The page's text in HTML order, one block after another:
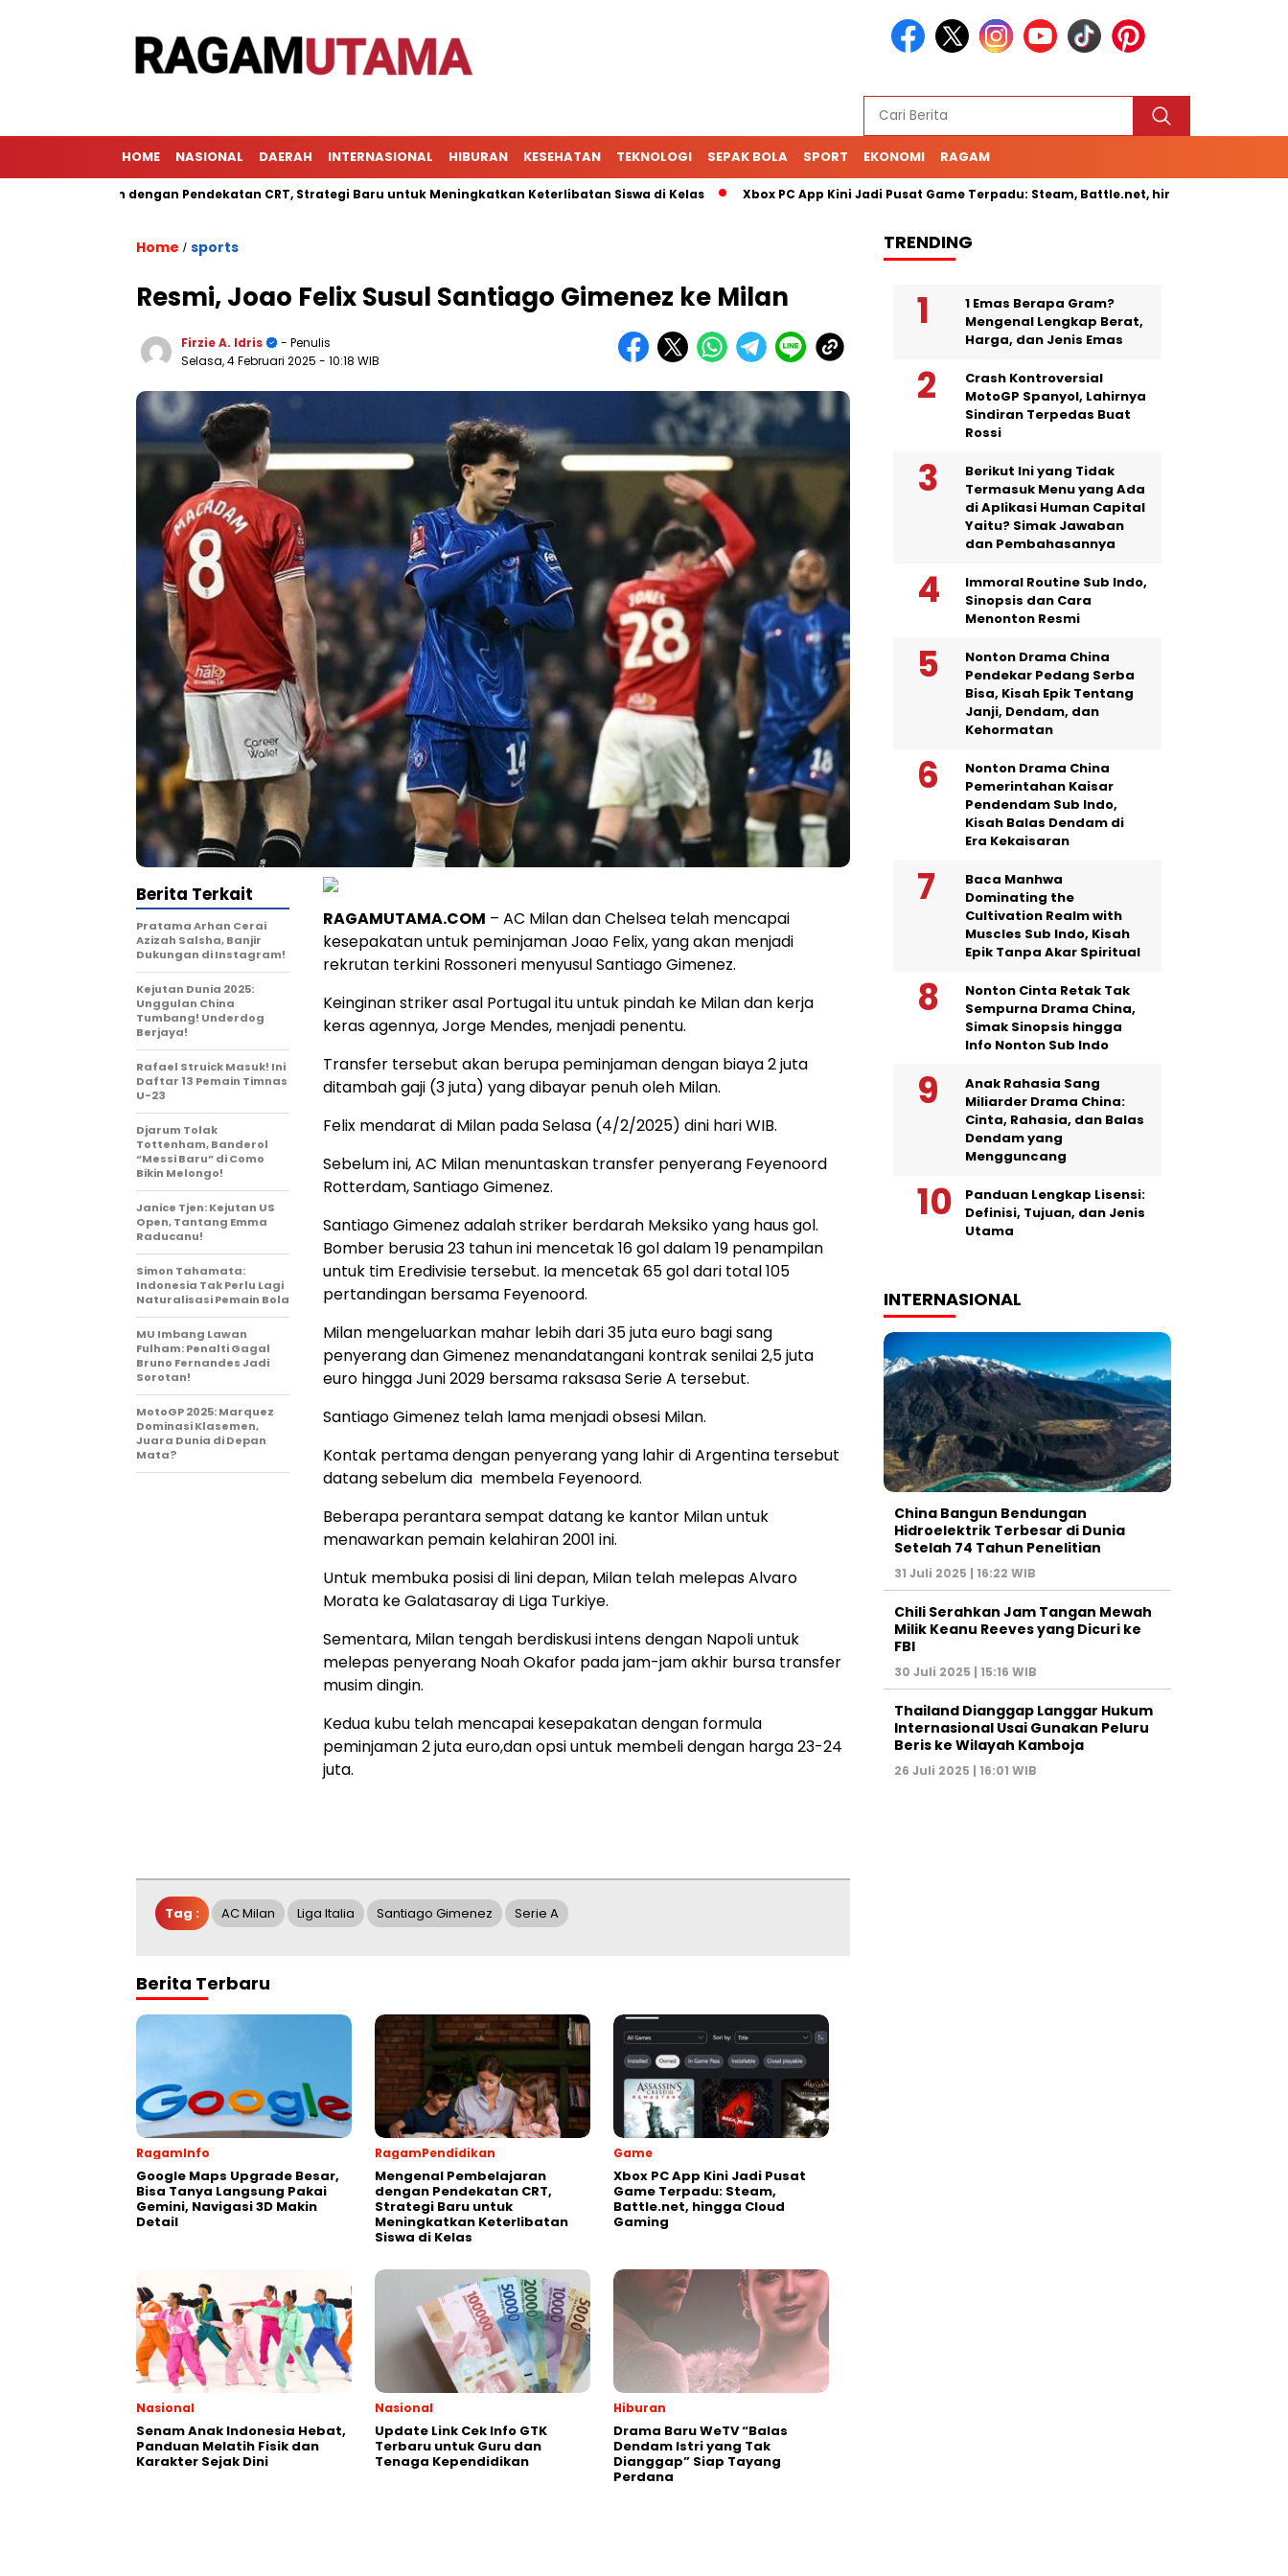
HOME NASIONAL DAERAH INTERNASIONAL HIBURAN KESEHATAN TEKNOLOGI SEPAK BOLA SPORT EKONOMI RAGAM
dengan Pendekatan CRT, Strategi Baru untuk Meningkatkan Keterlibatan Siswa di Kelas Xbox PC App Kini Jadi Pusat Game Terpadu: Steam, Battle.net, hingga Cloud Gaming
Home / sports
Resmi, Joao Felix Susul Santiago Gimenez ke Milan
Firzie A. Idris
- Penulis
Selasa, 4 Februari 2025 - 10:18 WIB
RAGAMUTAMA.COM – AC Milan dan Chelsea telah mencapai
kesepakatan untuk peminjaman Joao Felix, yang akan menjadi
rekrutan terkini Rossoneri menyusul Santiago Gimenez.
Keinginan striker asal Portugal itu untuk pindah ke Milan dan kerja
keras agennya, Jorge Mendes, menjadi penentu.
Transfer tersebut akan berupa peminjaman dengan biaya 2 juta
ditambah gaji (3 juta) yang dibayar penuh oleh Milan.
Felix mendarat di Milan pada Selasa (4/2/2025) dini hari WIB.
Sebelum ini, AC Milan menuntaskan transfer penyerang Feyenoord
Rotterdam, Santiago Gimenez.
Santiago Gimenez adalah striker berdarah Meksiko yang haus gol.
Bomber berusia 23 tahun ini mencetak 16 gol dalam 19 penampilan
untuk tim Eredivisie tersebut. Ia mencetak 65 gol dari total 105
pertandingan bersama Feyenoord.
Milan mengeluarkan mahar lebih dari 35 juta euro bagi sang
penyerang dan Gimenez menandatangani kontrak senilai 2,5 juta
euro hingga Juni 2029 bersama raksasa Serie A tersebut.
Santiago Gimenez telah lama menjadi obsesi Milan.
Kontak pertama dengan penyerang yang lahir di Argentina tersebut
datang sebelum dia membela Feyenoord.
Beberapa perantara sempat datang ke kantor Milan untuk
menawarkan pemain kelahiran 2001 ini.
Untuk membuka posisi di lini depan, Milan telah melepas Alvaro
Morata ke Galatasaray di Liga Turkiye.
Sementara, Milan tengah berdiskusi intens dengan Napoli untuk
melepas penyerang Noah Okafor pada jam-jam akhir bursa transfer
musim dingin.
Kedua kubu telah mencapai kesepakatan dengan formula
peminjaman 2 juta euro,dan opsi untuk membeli dengan harga 23-24
juta.
Berita Terkait
Pratama Arhan Cerai
Azizah Salsha, Banjir
Dukungan di Instagram!
Kejutan Dunia 2025:
Unggulan China
Tumbang! Underdog
Berjaya!
Rafael Struick Masuk! Ini
Daftar 13 Pemain Timnas
U-23
Djarum Tolak
Tottenham, Banderol
“Messi Baru” di Como
Bikin Melongo!
Janice Tjen: Kejutan US
Open, Tantang Emma
Raducanu!
Simon Tahamata:
Indonesia Tak Perlu Lagi
Naturalisasi Pemain Bola
MU Imbang Lawan
Fulham: Penalti Gagal
Bruno Fernandes Jadi
Sorotan!
MotoGP 2025: Marquez
Dominasi Klasemen,
Juara Dunia di Depan
Mata?
Tag : AC Milan Liga Italia Santiago Gimenez Serie A
Berita Terbaru
RagamInfo
Google Maps Upgrade Besar,
Bisa Tanya Langsung Pakai
Gemini, Navigasi 3D Makin
Detail
RagamPendidikan
Mengenal Pembelajaran
dengan Pendekatan CRT,
Strategi Baru untuk
Meningkatkan Keterlibatan
Siswa di Kelas
Game
Xbox PC App Kini Jadi Pusat
Game Terpadu: Steam,
Battle.net, hingga Cloud
Gaming
Nasional
Senam Anak Indonesia Hebat,
Panduan Melatih Fisik dan
Karakter Sejak Dini
Nasional
Update Link Cek Info GTK
Terbaru untuk Guru dan
Tenaga Kependidikan
Hiburan
Drama Baru WeTV “Balas
Dendam Istri yang Tak
Dianggap” Siap Tayang
Perdana
TRENDING
1 Emas Berapa Gram?
Mengenal Lengkap Berat,
Harga, dan Jenis Emas
Crash Kontroversial
MotoGP Spanyol, Lahirnya
Sindiran Terpedas Buat
Rossi
Berikut Ini yang Tidak
Termasuk Menu yang Ada
di Aplikasi Human Capital
Yaitu? Simak Jawaban
dan Pembahasannya
Immoral Routine Sub Indo,
Sinopsis dan Cara
Menonton Resmi
Nonton Drama China
Pendekar Pedang Serba
Bisa, Kisah Epik Tentang
Janji, Dendam, dan
Kehormatan
Nonton Drama China
Pemerintahan Kaisar
Pendendam Sub Indo,
Kisah Balas Dendam di
Era Kekaisaran
Baca Manhwa
Dominating the
Cultivation Realm with
Muscles Sub Indo, Kisah
Epik Tanpa Akar Spiritual
Nonton Cinta Retak Tak
Sempurna Drama China,
Simak Sinopsis hingga
Info Nonton Sub Indo
Anak Rahasia Sang
Miliarder Drama China:
Cinta, Rahasia, dan Balas
Dendam yang
Mengguncang
Panduan Lengkap Lisensi:
Definisi, Tujuan, dan Jenis
Utama
INTERNASIONAL
China Bangun Bendungan
Hidroelektrik Terbesar di Dunia
Setelah 74 Tahun Penelitian
31 Juli 2025 | 16:22 WIB
Chili Serahkan Jam Tangan Mewah
Milik Keanu Reeves yang Dicuri ke
FBI
30 Juli 2025 | 15:16 WIB
Thailand Dianggap Langgar Hukum
Internasional Usai Gunakan Peluru
Beris ke Wilayah Kamboja
26 Juli 2025 | 16:01 WIB